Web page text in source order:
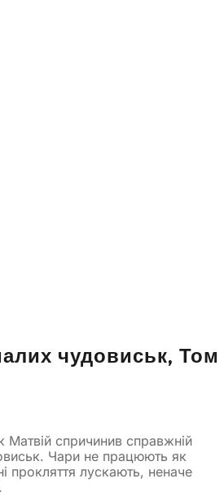
чудовиськ, Том
Матвій спричинив справжній
Чари не працюють як
прокляття лускають, неначе